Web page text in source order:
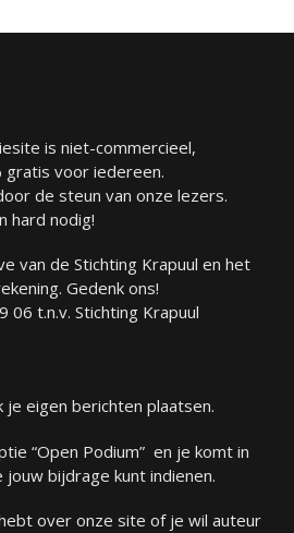
is niet-commercieel,
gratis voor iedereen.
de steun van onze lezers.
hard nodig!
van de Stichting Krapuul en het
Gedenk ons!
06 t.n.v. Stichting Krapuul
je eigen berichten plaatsen.
“Open Podium” en je komt in
bijdrage kunt indienen.
over onze site of je wil auteur